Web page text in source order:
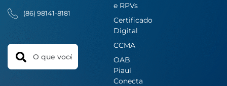
(86) 98141-8181
Search
e RPVs
Certificado
Digital
CCMA
OAB
Piauí
Conecta